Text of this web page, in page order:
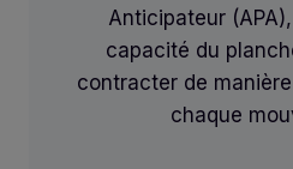
Anticipateur
capacité du
contracter de
chaque